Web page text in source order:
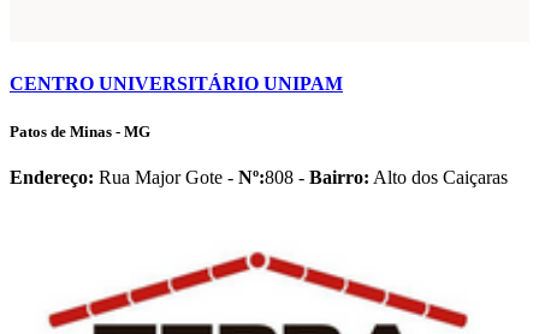
CENTRO UNIVERSITÁRIO UNIPAM
Patos de Minas - MG
Endereço: Rua Major Gote - Nº:808 - Bairro: Alto dos Caiçaras